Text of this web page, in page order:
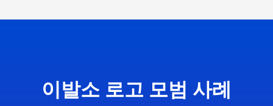
이발소 로고 모범 사례